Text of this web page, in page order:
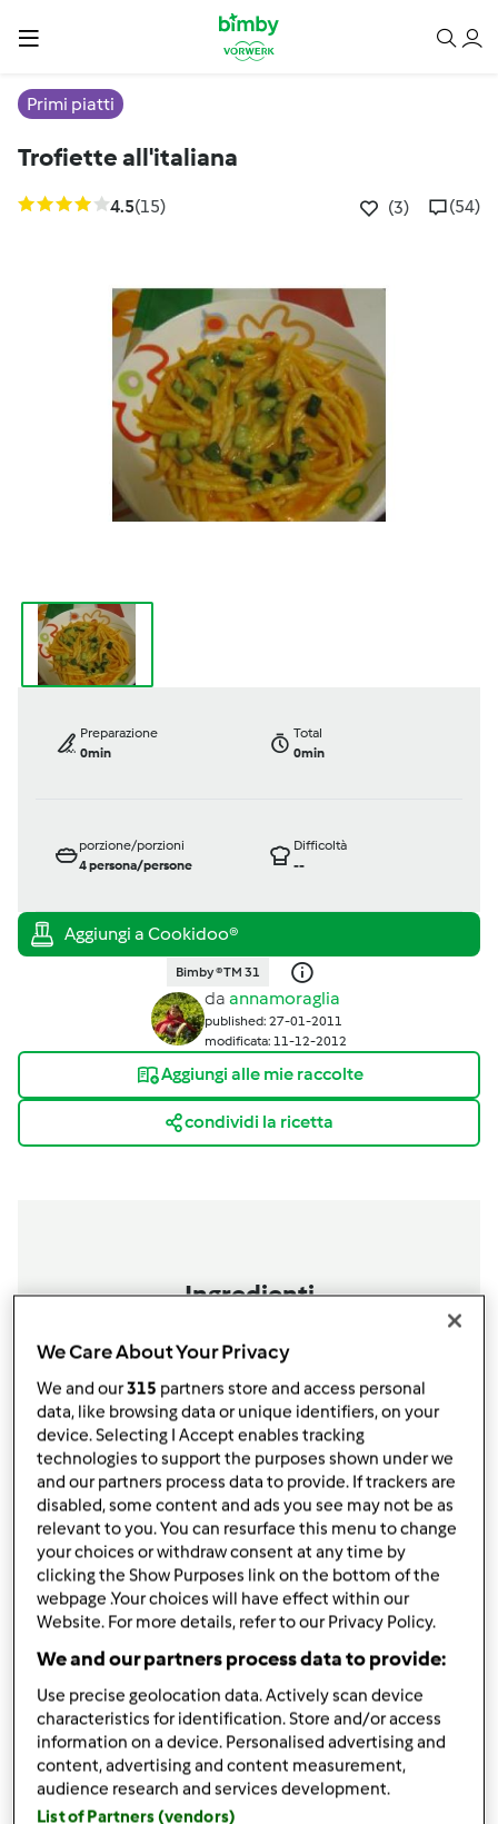
Primi piatti
Trofiette all'italiana
4.5(15) (3) (54)
Preparazione
0min
Total
0min
porzione/porzioni
4persona/persone
Difficoltà
--
Bimby ® TM 31
da annamoraglia
published: 27-01-2011
modificata: 11-12-2012
Aggiungi alle mie raccolte
condividi la ricetta
Ingredienti
1peperone rosso
2zucchine
200 gr. di patate
1scalogno,piccolo
150 gr.di acqua
10 gr. + 20 gr. di olio e.v.o.
dado bimby vegetale q.b.
pepe q.b.
Aggiungi alla lista della spesa
Accessori che ti serviranno
Spatola
acquista
We Care About Your Privacy
We and our315 partners store and access personal
data, like browsing data or unique identifiers, on your
device. Selecting I Accept enables tracking
technologies to support the purposes shown under we
and our partners process data to provide. If trackers are
disabled, some content and ads you see may not be as
relevant to you. You can resurface this menu to change
your choices or withdraw consent at any time by
clicking the Show Purposes link on the bottom of the
webpage .Your choices will have effect within our
Website. For more details, refer to our Privacy Policy.
We and our partners process data to provide:
Use precise geolocation data. Actively scan device
characteristics for identification. Store and/or access
information on a device. Personalised advertising and
content, advertising and content measurement,
audience research and services development.
List of Partners (vendors)